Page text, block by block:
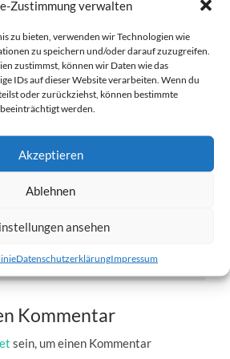
Zustimmung verwalten
zu bieten, verwenden wir Technologien wie
zu speichern und/oder darauf zuzugreifen.
zustimmst, können wir Daten wie das
IDs auf dieser Website verarbeiten. Wenn du
oder zurückziehst, können bestimmte
werden.
Akzeptieren
Ablehnen
ansehen
DatenschutzerklärungImpressum
Kommentar
sein, um einen Kommentar